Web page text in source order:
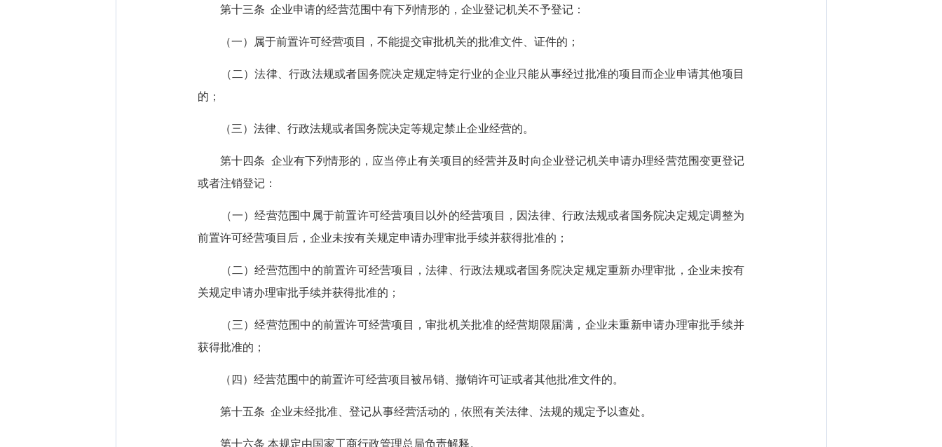
第十三条 企业申请的经营范围中有下列情形的，企业登记机关不予登记：
（一）属于前置许可经营项目，不能提交审批机关的批准文件、证件的；
（二）法律、行政法规或者国务院决定规定特定行业的企业只能从事经过批准的项目而企业申请其他项目
的；
（三）法律、行政法规或者国务院决定等规定禁止企业经营的。
第十四条 企业有下列情形的，应当停止有关项目的经营并及时向企业登记机关申请办理经营范围变更登记
或者注销登记：
（一）经营范围中属于前置许可经营项目以外的经营项目，因法律、行政法规或者国务院决定规定调整为
前置许可经营项目后，企业未按有关规定申请办理审批手续并获得批准的；
（二）经营范围中的前置许可经营项目，法律、行政法规或者国务院决定规定重新办理审批，企业未按有
关规定申请办理审批手续并获得批准的；
（三）经营范围中的前置许可经营项目，审批机关批准的经营期限届满，企业未重新申请办理审批手续并
获得批准的；
（四）经营范围中的前置许可经营项目被吊销、撤销许可证或者其他批准文件的。
第十五条 企业未经批准、登记从事经营活动的，依照有关法律、法规的规定予以查处。
第十六条 本规定由国家工商行政管理总局负责解释。